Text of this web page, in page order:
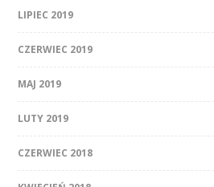
LIPIEC 2019
CZERWIEC 2019
MAJ 2019
LUTY 2019
CZERWIEC 2018